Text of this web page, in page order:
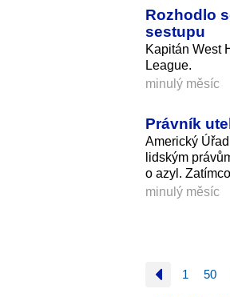
Rozhodlo
sestupu
Kapitán West
League.
minulý měsíc
Právník
Americký
lidským
o azyl.
minulý měsíc
1 50